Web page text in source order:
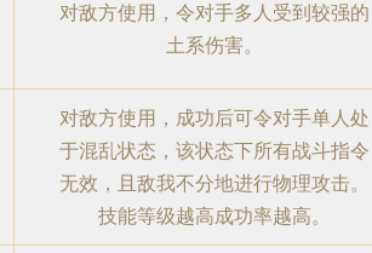
对敌方使用，令对手多人受到较强的
土系伤害。
对敌方使用，成功后可令对手单人处
于混乱状态，该状态下所有战斗指令
无效，且敌我不分地进行物理攻击。
技能等级越高成功率越高。